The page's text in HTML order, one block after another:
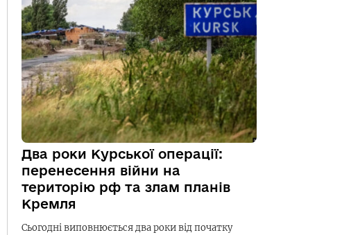
Два роки Курської операції:
перенесення війни на
територію рф та злам планів
Кремля
Сьогодні виповнюється два роки від початку